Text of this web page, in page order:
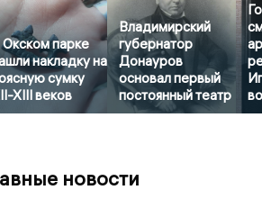
Окском парке
накладку на
сумку
XIII веков
Владимирский
губернатор
Донауров
основал первый
постоянный театр
новости